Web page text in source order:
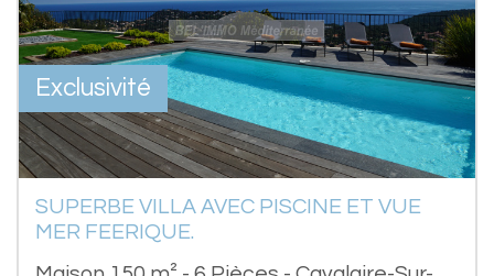
Exclusivité
SUPERBE VILLA AVEC PISCINE ET VUE
MER FEERIQUE.